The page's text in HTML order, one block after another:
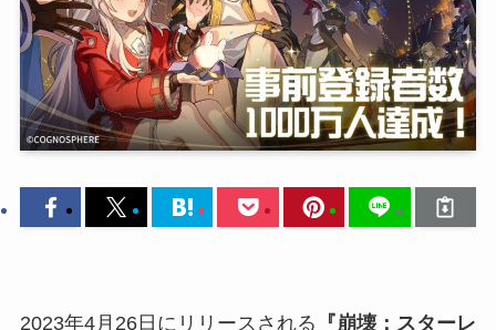
2023年4月26日にリリースされる 『崩壊：スターレ